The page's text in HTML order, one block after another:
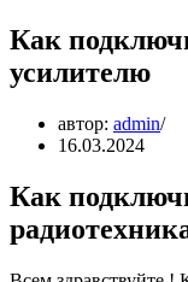
Как
усилителю
автор: admin
16.03.2024
Как